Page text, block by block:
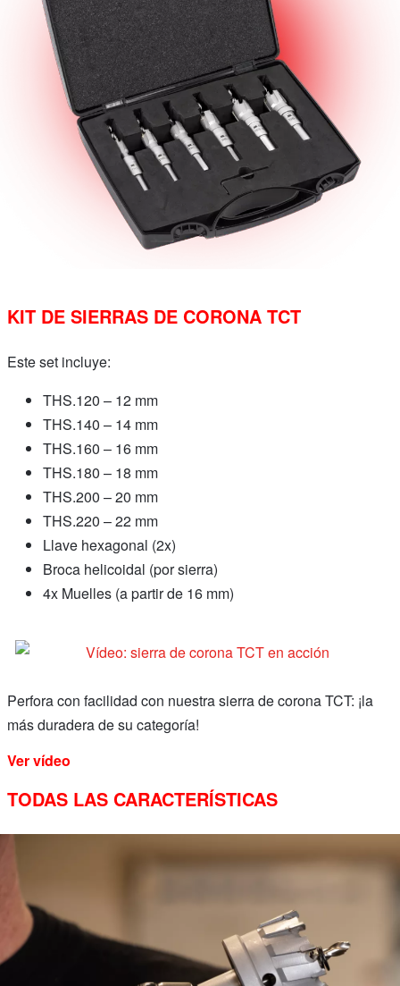
KIT DE SIERRAS DE CORONA TCT
Este set incluye:
THS.120 – 12 mm
THS.140 – 14 mm
THS.160 – 16 mm
THS.180 – 18 mm
THS.200 – 20 mm
THS.220 – 22 mm
Llave hexagonal (2x)
Broca helicoidal (por sierra)
4x Muelles (a partir de 16 mm)
Perfora con facilidad con nuestra sierra de corona TCT: ¡la
más duradera de su categoría!
Ver vídeo
TODAS LAS CARACTERÍSTICAS